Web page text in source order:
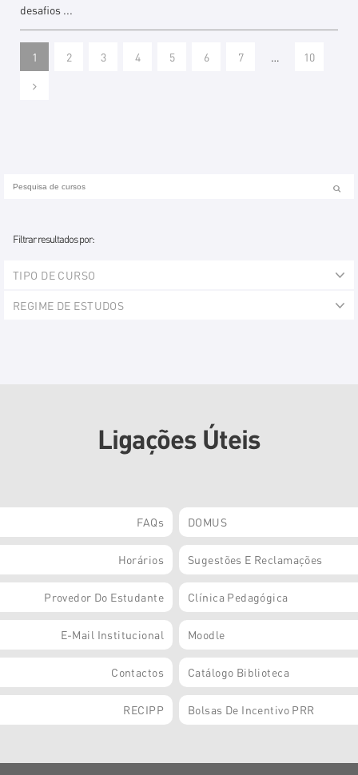
desafios ...
1 2 3 4 5 6 7 … 10
Filtrar resultados por:
TIPO DE CURSO
REGIME DE ESTUDOS
Ligações Úteis
FAQs DOMUS
Horários Sugestões E Reclamações
Provedor Do Estudante Clínica Pedagógica
E-Mail Institucional Moodle
Contactos Catálogo Biblioteca
RECIPP Bolsas De Incentivo PRR